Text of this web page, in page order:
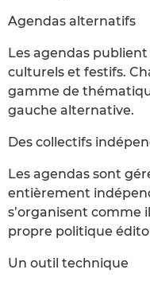
Agendas alternatifs
Les agendas
culturels et festifs.
gamme de
gauche alternative.
Des collectifs
Les agendas sont
entièrement
s’organisent comme
propre politique
Un outil technique